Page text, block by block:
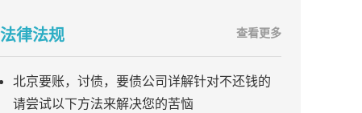
法律法规 查看更多
北京要账，讨债，要债公司详解针对不还钱的
请尝试以下方法来解决您的苦恼